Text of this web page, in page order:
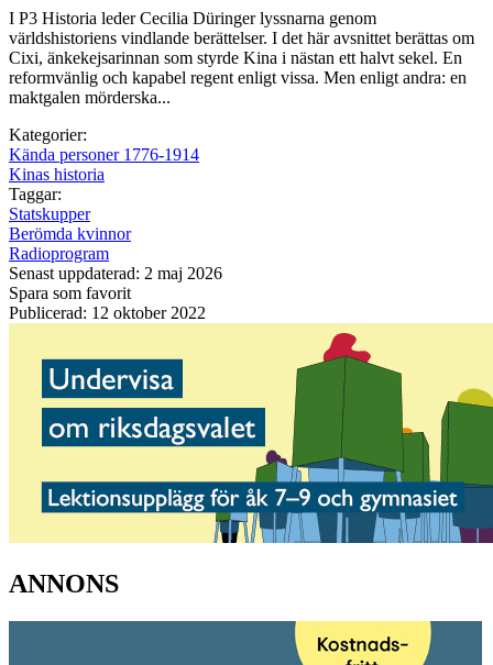
I P3 Historia leder Cecilia Düringer lyssnarna genom
världshistoriens vindlande berättelser. I det här avsnittet berättas om
Cixi, änkekejsarinnan som styrde Kina i nästan ett halvt sekel. En
reformvänlig och kapabel regent enligt vissa. Men enligt andra: en
maktgalen mörderska...
Kategorier:
Kända personer 1776-1914
Kinas historia
Taggar:
Statskupper
Berömda kvinnor
Radioprogram
Senast uppdaterad: 2 maj 2026
Spara som favorit
Publicerad: 12 oktober 2022
ANNONS